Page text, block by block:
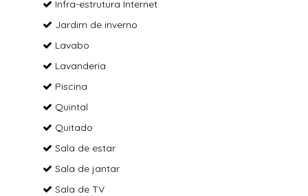
Infra-estrutura Internet
Jardim de inverno
Lavabo
Lavanderia
Piscina
Quintal
Quitado
Sala de estar
Sala de jantar
Sala de TV